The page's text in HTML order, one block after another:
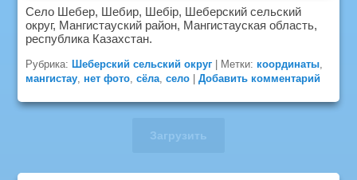
Село Шебер, Шебир, Шебір, Шеберский сельский
округ, Мангистауский район, Мангистауская область,
республика Казахстан.
Рубрика: Шеберский сельский округ | Метки: координаты
мангистау нет фото ,сёла ,село |Добавить комментарий
Загрузить